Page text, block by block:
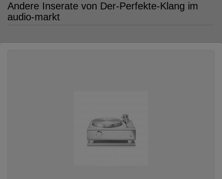
Andere Inserate von Der-Perfekte-Klang im
audio-markt